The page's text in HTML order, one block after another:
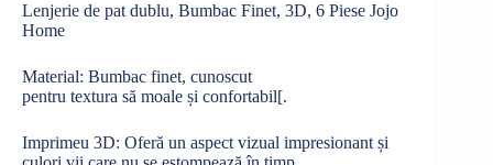
Lenjerie de pat dublu, Bumbac Finet, 3D, 6 Piese Jojo
Home
Material: Bumbac finet, cunoscut
pentru textura să moale și confortabil[.
Imprimeu 3D: Oferă un aspect vizual impresionant și